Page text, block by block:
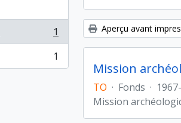
1
1
Aperçu avant
Mission
TO · Fonds ·
Mission